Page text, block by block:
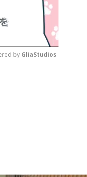
by GliaStudios